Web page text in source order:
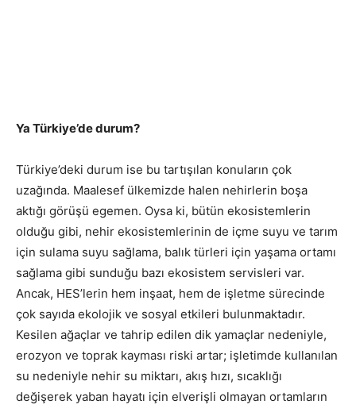
Ya Türkiye’de durum?
Türkiye’deki durum ise bu tartışılan konuların çok
uzağında. Maalesef ülkemizde halen nehirlerin boşa
aktığı görüşü egemen. Oysa ki, bütün ekosistemlerin
olduğu gibi, nehir ekosistemlerinin de içme suyu ve tarım
için sulama suyu sağlama, balık türleri için yaşama ortamı
sağlama gibi sunduğu bazı ekosistem servisleri var.
Ancak, HES’lerin hem inşaat, hem de işletme sürecinde
çok sayıda ekolojik ve sosyal etkileri bulunmaktadır.
Kesilen ağaçlar ve tahrip edilen dik yamaçlar nedeniyle,
erozyon ve toprak kayması riski artar; işletimde kullanılan
su nedeniyle nehir su miktarı, akış hızı, sıcaklığı
değişerek yaban hayatı için elverişli olmayan ortamların